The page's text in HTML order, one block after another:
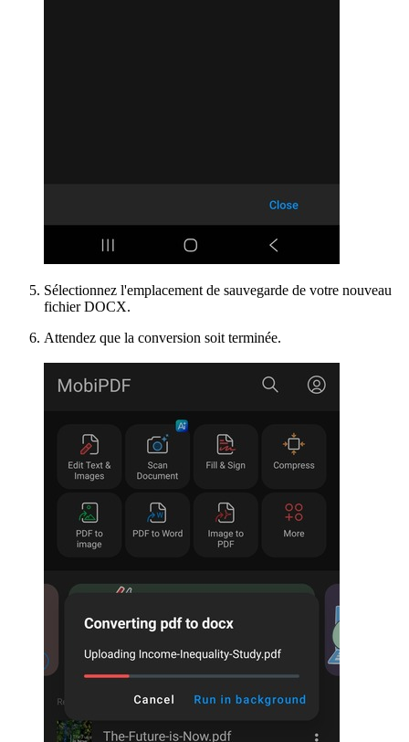
Sélectionnez l'emplacement de sauvegarde de votre nouveau
fichier DOCX.
Attendez que la conversion soit terminée.